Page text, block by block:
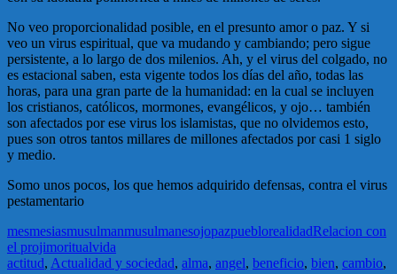
No veo proporcionalidad posible, en el presunto amor o paz. Y si
veo un virus espiritual, que va mudando y cambiando; pero sigue
persistente, a lo largo de dos milenios. Ah, y el virus del colgado, no
es estacional saben, esta vigente todos los días del año, todas las
horas, para una gran parte de la humanidad: en la cual se incluyen
los cristianos, católicos, mormones, evangélicos, y ojo… también
son afectados por ese virus los islamistas, que no olvidemos esto,
pues son otros tantos millares de millones afectados por casi 1 siglo
y medio.
Somo unos pocos, los que hemos adquirido defensas, contra el virus
pestamentario
mesmesiasmusulmanmusulmanesojopazpueblorealidadRelacion con
el projimoritualvida
actitud, Actualidad y sociedad, alma, angel, beneficio, bien, cambio,